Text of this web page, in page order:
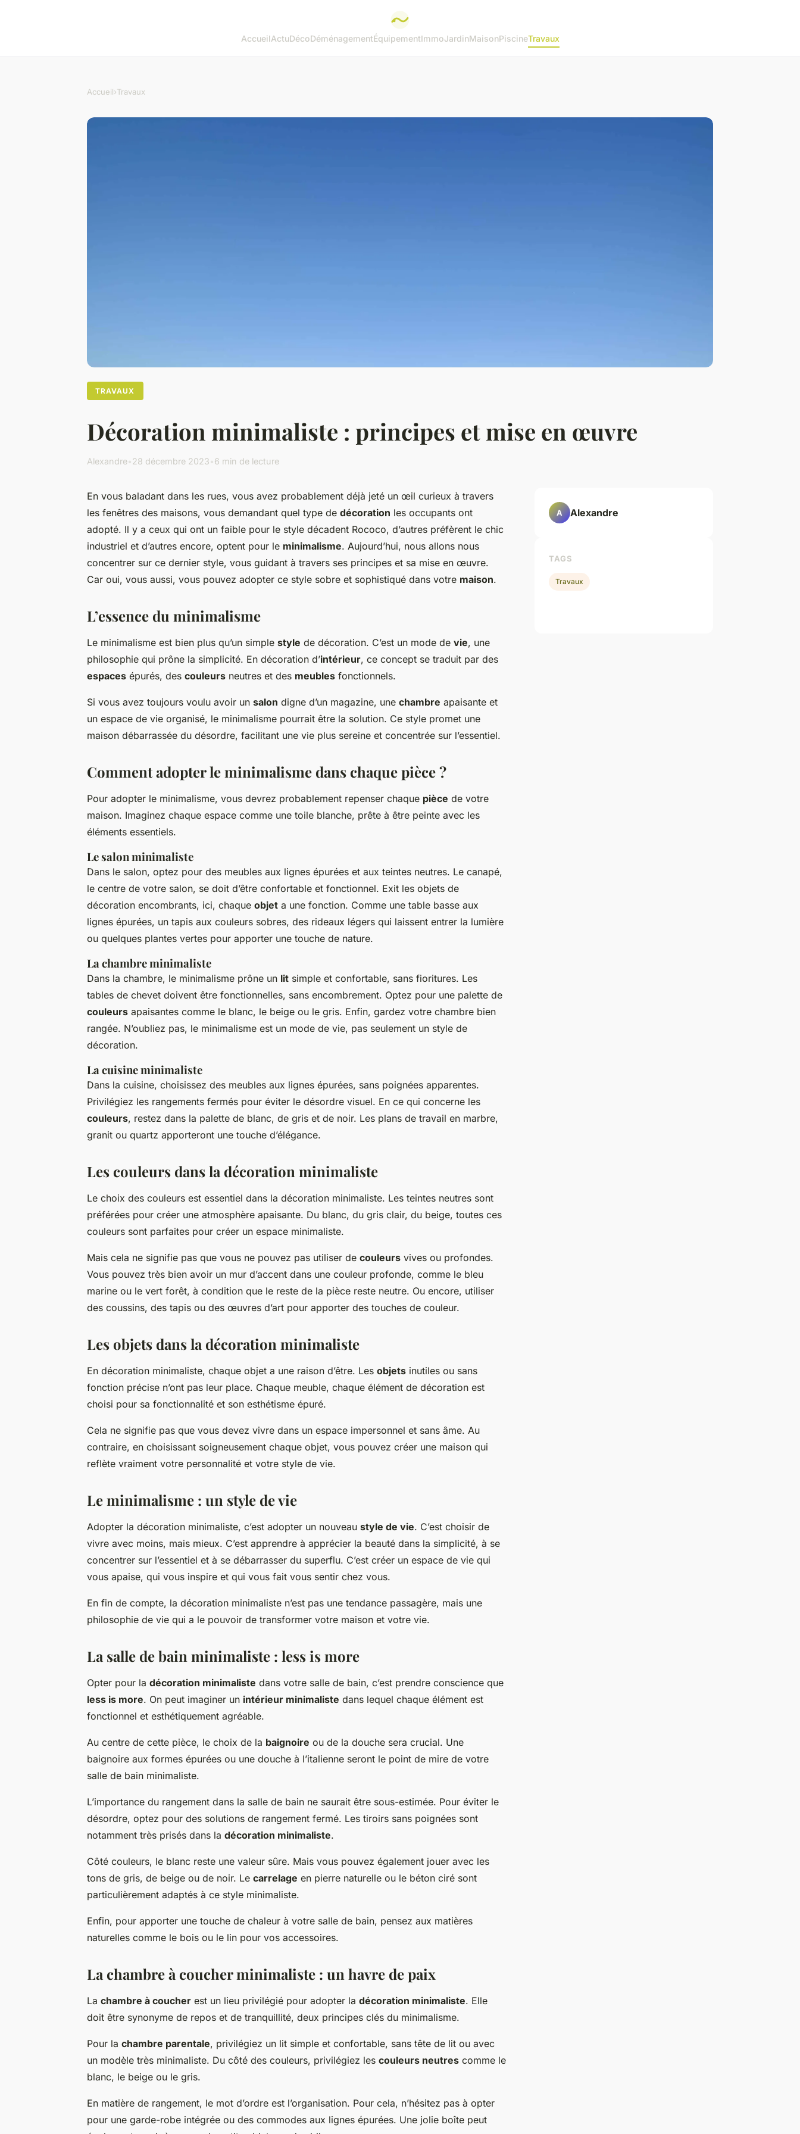
AccueilActuDécoDéménagementÉquipementImmoJardinMaisonPiscineTravaux
Accueil›Travaux
TRAVAUX
Décoration minimaliste : principes et mise en œuvre
Alexandre•28 décembre 2023•6 min de lecture
En vous baladant dans les rues, vous avez probablement déjà jeté un œil curieux à travers
les fenêtres des maisons, vous demandant quel type de décoration les occupants ont
adopté. Il y a ceux qui ont un faible pour le style décadent Rococo, d’autres préfèrent le chic
industriel et d’autres encore, optent pour le minimalisme. Aujourd’hui, nous allons nous
concentrer sur ce dernier style, vous guidant à travers ses principes et sa mise en œuvre.
Car oui, vous aussi, vous pouvez adopter ce style sobre et sophistiqué dans votre maison.
L’essence du minimalisme
Le minimalisme est bien plus qu’un simple style de décoration. C’est un mode de vie, une
philosophie qui prône la simplicité. En décoration d’intérieur, ce concept se traduit par des
espaces épurés, des couleurs neutres et des meubles fonctionnels.
Si vous avez toujours voulu avoir un salon digne d’un magazine, une chambre apaisante et
un espace de vie organisé, le minimalisme pourrait être la solution. Ce style promet une
maison débarrassée du désordre, facilitant une vie plus sereine et concentrée sur l’essentiel.
Comment adopter le minimalisme dans chaque pièce ?
Pour adopter le minimalisme, vous devrez probablement repenser chaque pièce de votre
maison. Imaginez chaque espace comme une toile blanche, prête à être peinte avec les
éléments essentiels.
Le salon minimaliste
Dans le salon, optez pour des meubles aux lignes épurées et aux teintes neutres. Le canapé,
le centre de votre salon, se doit d’être confortable et fonctionnel. Exit les objets de
décoration encombrants, ici, chaque objet a une fonction. Comme une table basse aux
lignes épurées, un tapis aux couleurs sobres, des rideaux légers qui laissent entrer la lumière
ou quelques plantes vertes pour apporter une touche de nature.
La chambre minimaliste
Dans la chambre, le minimalisme prône un lit simple et confortable, sans fioritures. Les
tables de chevet doivent être fonctionnelles, sans encombrement. Optez pour une palette de
couleurs apaisantes comme le blanc, le beige ou le gris. Enfin, gardez votre chambre bien
rangée. N’oubliez pas, le minimalisme est un mode de vie, pas seulement un style de
décoration.
La cuisine minimaliste
Dans la cuisine, choisissez des meubles aux lignes épurées, sans poignées apparentes.
Privilégiez les rangements fermés pour éviter le désordre visuel. En ce qui concerne les
couleurs, restez dans la palette de blanc, de gris et de noir. Les plans de travail en marbre,
granit ou quartz apporteront une touche d’élégance.
Les couleurs dans la décoration minimaliste
Le choix des couleurs est essentiel dans la décoration minimaliste. Les teintes neutres sont
préférées pour créer une atmosphère apaisante. Du blanc, du gris clair, du beige, toutes ces
couleurs sont parfaites pour créer un espace minimaliste.
Mais cela ne signifie pas que vous ne pouvez pas utiliser de couleurs vives ou profondes.
Vous pouvez très bien avoir un mur d’accent dans une couleur profonde, comme le bleu
marine ou le vert forêt, à condition que le reste de la pièce reste neutre. Ou encore, utiliser
des coussins, des tapis ou des œuvres d’art pour apporter des touches de couleur.
Les objets dans la décoration minimaliste
En décoration minimaliste, chaque objet a une raison d’être. Les objets inutiles ou sans
fonction précise n’ont pas leur place. Chaque meuble, chaque élément de décoration est
choisi pour sa fonctionnalité et son esthétisme épuré.
Cela ne signifie pas que vous devez vivre dans un espace impersonnel et sans âme. Au
contraire, en choisissant soigneusement chaque objet, vous pouvez créer une maison qui
reflète vraiment votre personnalité et votre style de vie.
Le minimalisme : un style de vie
Adopter la décoration minimaliste, c’est adopter un nouveau style de vie. C’est choisir de
vivre avec moins, mais mieux. C’est apprendre à apprécier la beauté dans la simplicité, à se
concentrer sur l’essentiel et à se débarrasser du superflu. C’est créer un espace de vie qui
vous apaise, qui vous inspire et qui vous fait vous sentir chez vous.
En fin de compte, la décoration minimaliste n’est pas une tendance passagère, mais une
philosophie de vie qui a le pouvoir de transformer votre maison et votre vie.
La salle de bain minimaliste : less is more
Opter pour la décoration minimaliste dans votre salle de bain, c’est prendre conscience que
less is more. On peut imaginer un intérieur minimaliste dans lequel chaque élément est
fonctionnel et esthétiquement agréable.
Au centre de cette pièce, le choix de la baignoire ou de la douche sera crucial. Une
baignoire aux formes épurées ou une douche à l’italienne seront le point de mire de votre
salle de bain minimaliste.
L’importance du rangement dans la salle de bain ne saurait être sous-estimée. Pour éviter le
désordre, optez pour des solutions de rangement fermé. Les tiroirs sans poignées sont
notamment très prisés dans la décoration minimaliste.
Côté couleurs, le blanc reste une valeur sûre. Mais vous pouvez également jouer avec les
tons de gris, de beige ou de noir. Le carrelage en pierre naturelle ou le béton ciré sont
particulièrement adaptés à ce style minimaliste.
Enfin, pour apporter une touche de chaleur à votre salle de bain, pensez aux matières
naturelles comme le bois ou le lin pour vos accessoires.
La chambre à coucher minimaliste : un havre de paix
La chambre à coucher est un lieu privilégié pour adopter la décoration minimaliste. Elle
doit être synonyme de repos et de tranquillité, deux principes clés du minimalisme.
Pour la chambre parentale, privilégiez un lit simple et confortable, sans tête de lit ou avec
un modèle très minimaliste. Du côté des couleurs, privilégiez les couleurs neutres comme le
blanc, le beige ou le gris.
En matière de rangement, le mot d’ordre est l’organisation. Pour cela, n’hésitez pas à opter
pour une garde-robe intégrée ou des commodes aux lignes épurées. Une jolie boîte peut
A Alexandre
TAGS
Travaux